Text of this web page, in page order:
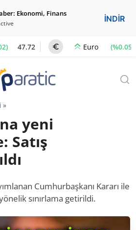
Ekonomi, Finans
İNDİR
47.72 Euro (%0.05)
»
yeni
Satış
Cumhurbaşkanı Kararı ile
sınırlama getirildi.